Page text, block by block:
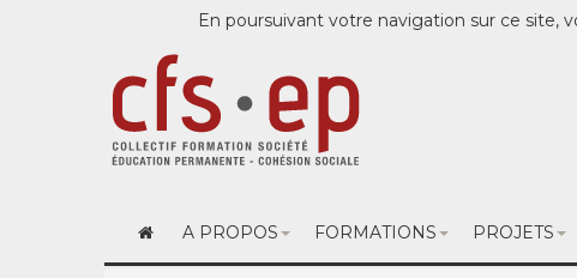
En poursuivant votre navigation sur ce site,
A PROPOS FORMATIONS PROJETS